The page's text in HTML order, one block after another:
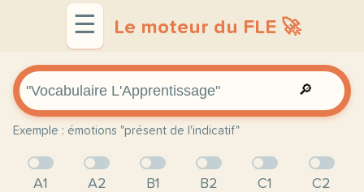
☰ Le moteur du FLE 🚀
🔎
Exemple : émotions "présent de l'indicatif"
A1 A2 B1 B2 C1 C2